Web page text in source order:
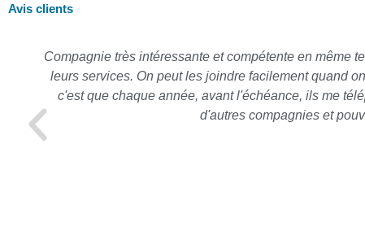
Avis clients
Compagnie très intéressante et compétente en même
leurs services. On peut les joindre facilement quand
c'est que chaque année, avant l'échéance, ils me
d'autres compagnies et